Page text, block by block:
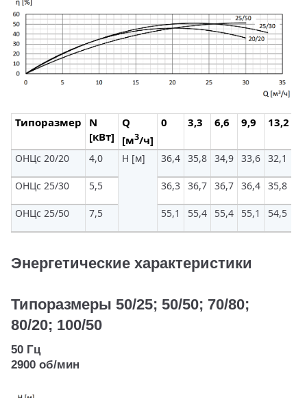
Типоразмер
N
[кВт]
Q
[м3/ч]
0 3,3 6,6 9,9 13,2
ОНЦс 20/20 4,0 H [м] 36,4 35,8 34,9 33,6 32,1
ОНЦс 25/30 5,5 36,3 36,7 36,7 36,4 35,8
ОНЦс 25/50 7,5 55,1 55,4 55,4 55,1 54,5
Энергетические характеристики
Типоразмеры 50/25; 50/50; 70/80;
80/20; 100/50
50 Гц
2900 об/мин